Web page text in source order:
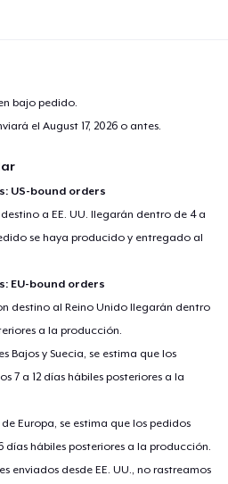
bajo pedido.
elAugust 17, 2026 o antes.
US-bound orders
a EE. UU. llegarán dentro de 4 a
se haya producido y entregado al
EU-bound orders
destino al Reino Unido llegarán dentro
a la producción.
Bajos y Suecia, se estima que los
7 a 12 días hábiles posteriores a la
Europa, se estima que los pedidos
días hábiles posteriores a la producción.
enviados desde EE. UU., no rastreamos